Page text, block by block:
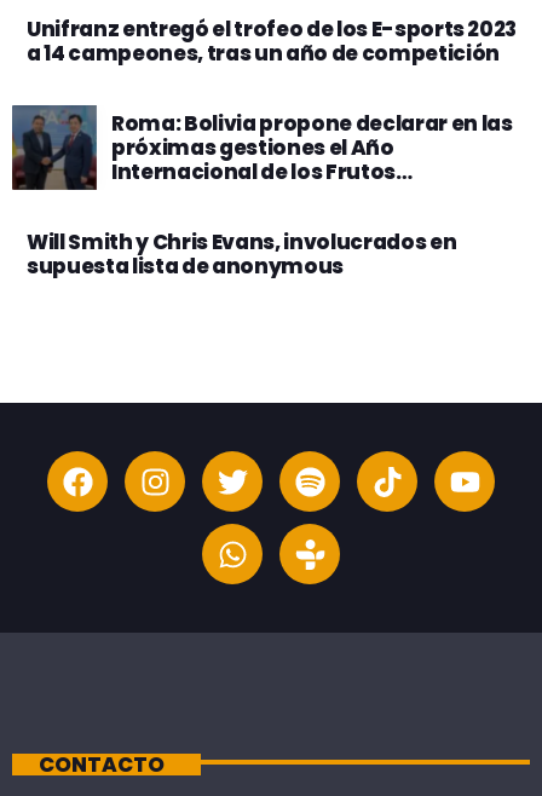
Unifranz entregó el trofeo de los E-sports 2023
a 14 campeones, tras un año de competición
Roma: Bolivia propone declarar en las
próximas gestiones el Año
Internacional de los Frutos
Will Smith y Chris Evans, involucrados en
supuesta lista de anonymous
CONTACTO